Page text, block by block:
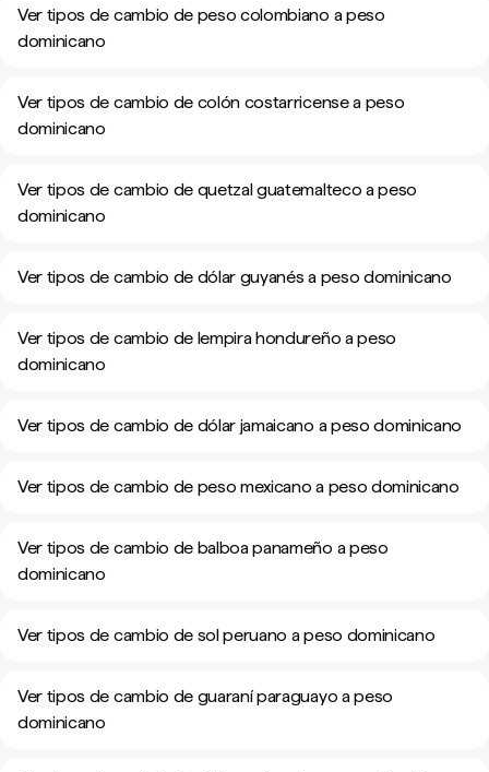
Ver tipos de cambio de peso colombiano a peso
dominicano
Ver tipos de cambio de colón costarricense a peso
dominicano
Ver tipos de cambio de quetzal guatemalteco a peso
dominicano
Ver tipos de cambio de dólar guyanés a peso dominicano
Ver tipos de cambio de lempira hondureño a peso
dominicano
Ver tipos de cambio de dólar jamaicano a peso dominicano
Ver tipos de cambio de peso mexicano a peso dominicano
Ver tipos de cambio de balboa panameño a peso
dominicano
Ver tipos de cambio de sol peruano a peso dominicano
Ver tipos de cambio de guaraní paraguayo a peso
dominicano